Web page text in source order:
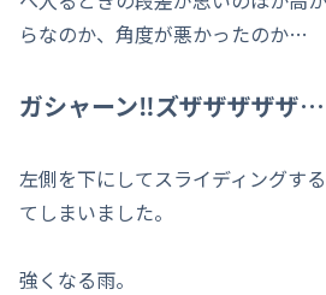
らなのか、角度が悪かったのか…
ガシャーン‼ズザザザザザ
左側を下にしてスライディングす
てしまいました。
強くなる雨。